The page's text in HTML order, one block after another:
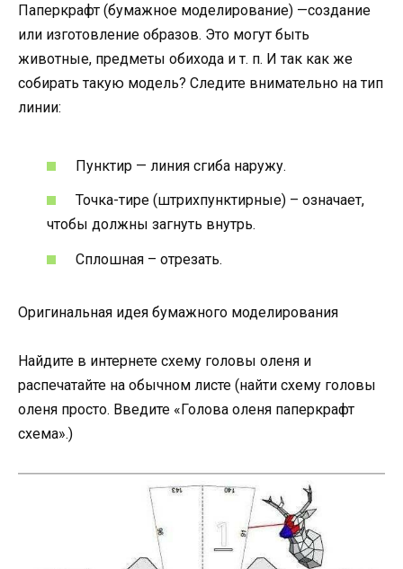
Паперкрафт (бумажное моделирование) —создание
или изготовление образов. Это могут быть
животные, предметы обихода и т. п. И так как же
собирать такую модель? Следите внимательно на тип
линии:
Пунктир — линия сгиба наружу.
Точка-тире (штрихпунктирные) – означает,
чтобы должны загнуть внутрь.
Сплошная – отрезать.
Оригинальная идея бумажного моделирования
Найдите в интернете схему головы оленя и
распечатайте на обычном листе (найти схему головы
оленя просто. Введите «Голова оленя паперкрафт
схема».)